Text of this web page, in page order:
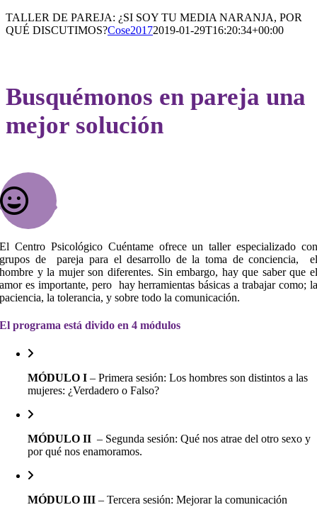
TALLER DE PAREJA: ¿SI SOY TU MEDIA NARANJA, POR
QUÉ DISCUTIMOS?Cose20172019-01-29T16:20:34+00:00
Busquémonos en pareja una
mejor solución
El Centro Psicológico Cuéntame ofrece un taller especializado con
grupos de pareja para el desarrollo de la toma de conciencia, el
hombre y la mujer son diferentes. Sin embargo, hay que saber que el
amor es importante, pero hay herramientas básicas a trabajar como; la
paciencia, la tolerancia, y sobre todo la comunicación.
El programa está divido en 4 módulos
MÓDULO I – Primera sesión: Los hombres son distintos a las
mujeres: ¿Verdadero o Falso?
MÓDULO II – Segunda sesión: Qué nos atrae del otro sexo y
por qué nos enamoramos.
MÓDULO III – Tercera sesión: Mejorar la comunicación